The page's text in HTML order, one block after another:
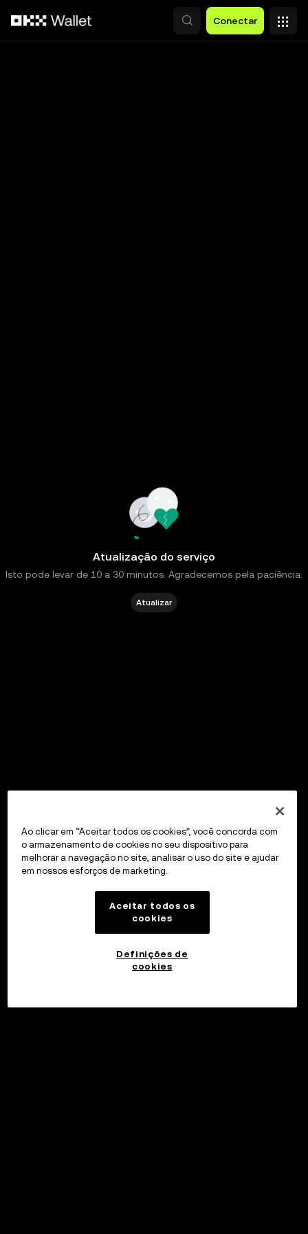
Conectar
Atualização do serviço
Isto pode levar de 10 a 30 minutos. Agradecemos pela paciência.
Atualizar
Ao clicar em “Aceitar todos os cookies”, você concorda com
o armazenamento de cookies no seu dispositivo para
melhorar a navegação no site, analisar o uso do site e ajudar
em nossos esforços de marketing.
Aceitar todos os
cookies
Definições de
cookies